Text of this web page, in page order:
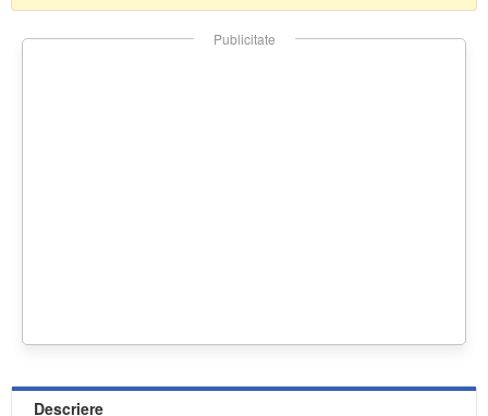
Publicitate
Descriere